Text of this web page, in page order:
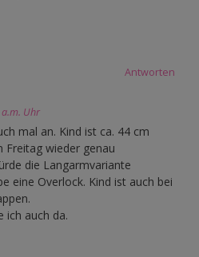
Antworten
Uhr
mal an. Kind ist ca. 44 cm
Freitag wieder genau
die Langarmvariante
eine Overlock. Kind ist auch bei
ich auch da.